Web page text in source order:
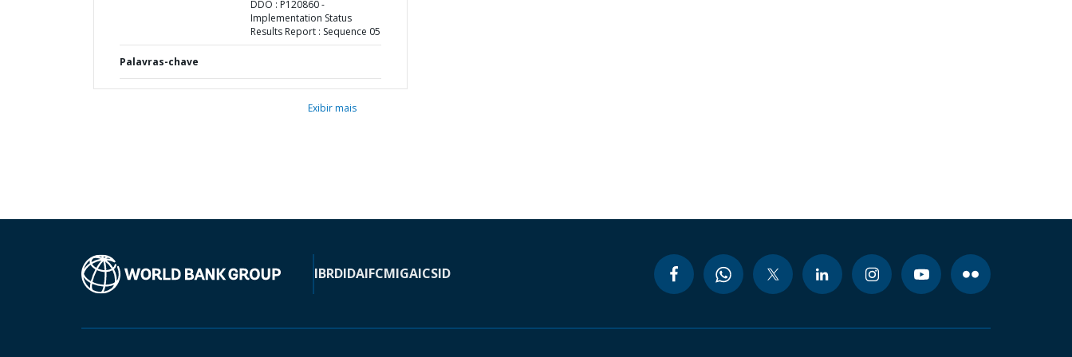
DDO : P120860 -
Implementation Status
Results Report : Sequence 05
Palavras-chave
Exibir mais
IBRDIDAIFCMIGAICSID